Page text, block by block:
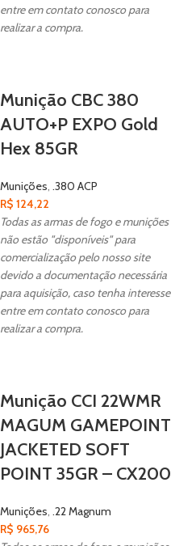
entre em contato conosco para
realizar a compra.
Munição CBC 380
AUTO+P EXPO Gold
Hex 85GR
Munições .380 ACP
R$ 124,22
Todas as armas de fogo e munições
não estão "disponíveis" para
comercialização pelo nosso site
devido a documentação necessária
para aquisição, caso tenha interesse
entre em contato conosco para
realizar a compra.
Munição CCI 22WMR
MAGUM GAMEPOINT
JACKETED SOFT
POINT 35GR – CX200
Munições .22 Magnum
R$ 965,76